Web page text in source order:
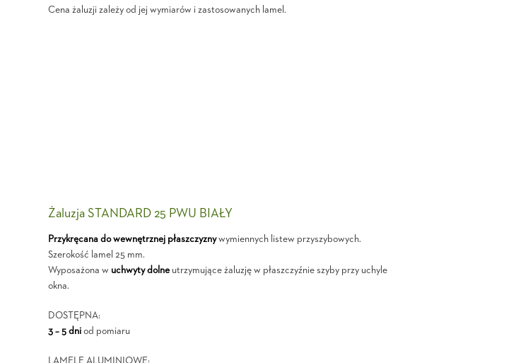
Cena żaluzji zależy od jej wymiarów i zastosowanych lamel.
Żaluzja STANDARD 25 PWU BIAŁY
Przykręcana do wewnętrznej płaszczyznywymiennych listew przyszybowych.
Szerokość lamel 25 mm.
Wyposażona w uchwyty dolne utrzymujące żaluzję w płaszczyźnie szyby przy uchyle
okna.
DOSTĘPNA:
3 – 5 dni od pomiaru
LAMELE ALUMINIOWE: